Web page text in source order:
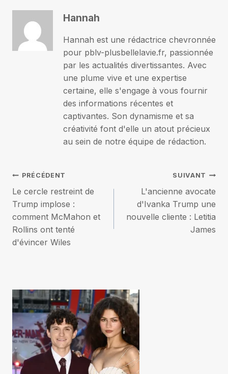
Hannah
Hannah est une rédactrice chevronnée
pour pblv-plusbellelavie.fr, passionnée
par les actualités divertissantes. Avec
une plume vive et une expertise
certaine, elle s'engage à vous fournir
des informations récentes et
captivantes. Son dynamisme et sa
créativité font d'elle un atout précieux
au sein de notre équipe de rédaction.
Navigation
de
l’article
PRÉCÉDENT
Le cercle restreint de
Trump implose :
comment McMahon et
Rollins ont tenté
d'évincer Wiles
SUIVANT
L'ancienne avocate
d'Ivanka Trump une
nouvelle cliente : Letitia
James